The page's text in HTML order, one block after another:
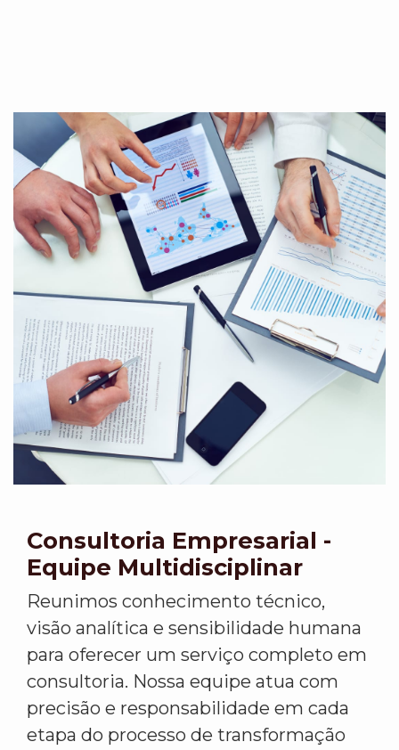
Consultoria Empresarial -
Equipe Multidisciplinar
Reunimos conhecimento técnico,
visão analítica e sensibilidade humana
para oferecer um serviço completo em
consultoria. Nossa equipe atua com
precisão e responsabilidade em cada
etapa do processo de transformação